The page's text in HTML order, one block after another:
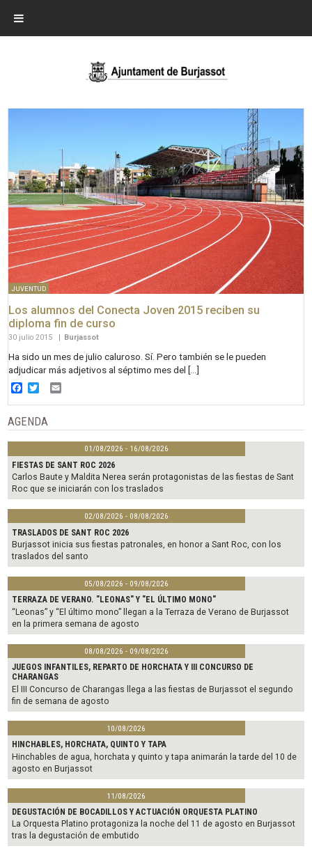
JUVENTUD
Los alumnos del Conecta Joven 2015 reciben su
diploma fin de curso
30 julio 2015 Burjassot
Ha sido un mes de julio caluroso. Sí. Pero también se le pueden
adjudicar más adjetivos al séptimo mes del […]
Facebook
Twitter
AGENDA
01/08/2026 - 16/08/2026
FIESTAS DE SANT ROC 2026
Carlos Baute y Maldita Nerea serán protagonistas de las fiestas de Sant
Roc que se iniciarán con los traslados
02/08/2026 - 08/08/2026
TRASLADOS DE SANT ROC 2026
Burjassot inicia sus fiestas patronales, en honor a Sant Roc, con los
traslados del santo
05/08/2026 - 09/08/2026
TERRAZA DE VERANO. "LEONAS" Y "EL ÚLTIMO MONO"
“Leonas” y “El último mono” llegan a la Terraza de Verano de Burjassot
en la primera semana de agosto
08/08/2026 - 09/08/2026
JUEGOS INFANTILES, REPARTO DE HORCHATA Y III CONCURSO DE
CHARANGAS
El III Concurso de Charangas llega a las fiestas de Burjassot el segundo
fin de semana de agosto
10/08/2026
HINCHABLES, HORCHATA, QUINTO Y TAPA
Hinchables de agua, horchata y quinto y tapa animarán la tarde del 10 de
agosto en Burjassot
11/08/2026
DEGUSTACIÓN DE BOCADILLOS Y ACTUACIÓN ORQUESTA PLATINO
La Orquesta Platino protagoniza la noche del 11 de agosto en Burjassot
tras la degustación de embutido